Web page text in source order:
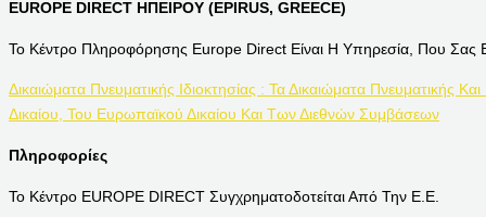
EUROPE DIRECT ΗΠΕΙΡΟΥ (EPIRUS, GREECE)
Το Κέντρο Πληροφόρησης Europe Direct Είναι Η Υπηρεσία, Που Σας
Δικαιώματα Πνευματικής Ιδιοκτησίας : Τα Δικαιώματα Πνευματικής
Δικαίου, Του Ευρωπαϊκού Δικαίου Και Των Διεθνών Συμβάσεων
Πληροφορίες
Το Κέντρο EUROPE DIRECT Συγχρηματοδοτείται Από Την Ε.Ε.